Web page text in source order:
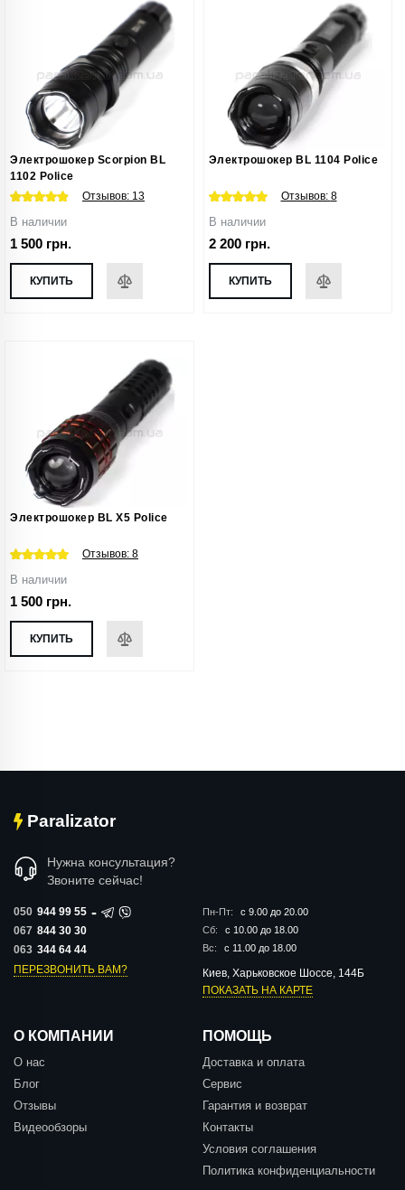
Электрошокер Scorpion BL
1102 Police
Отзывов: 13
В наличии
1 500 грн.
КУПИТЬ
Электрошокер BL 1104 Police
Отзывов: 8
В наличии
2 200 грн.
КУПИТЬ
Электрошокер BL X5 Police
Отзывов: 8
В наличии
1 500 грн.
КУПИТЬ
Paralizator
Нужна консультация?
Звоните сейчас!
050 944 99 55 -
067 844 30 30
063 344 64 44
ПЕРЕЗВОНИТЬ ВАМ?
Пн-Пт:
с 9.00 до 20.00
Сб:
с 10.00 до 18.00
Вс:
с 11.00 до 18.00
Киев, Харьковское Шоссе, 144Б
ПОКАЗАТЬ НА КАРТЕ
О КОМПАНИИ
О нас
Блог
Отзывы
Видеообзоры
ПОМОЩЬ
Доставка и оплата
Сервис
Гарантия и возврат
Контакты
Условия соглашения
Политика конфиденциальности